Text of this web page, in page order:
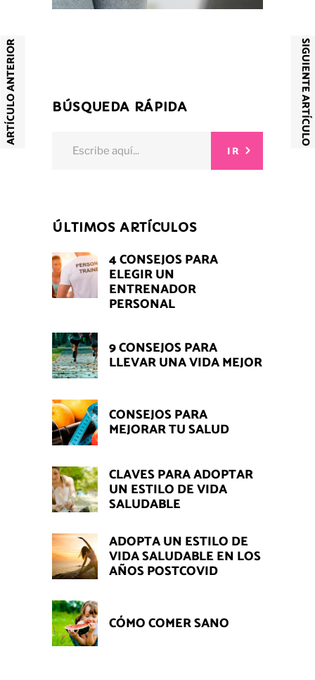
ARTÍCULO ANTERIOR SIGUIENTE ARTÍCULO
BÚSQUEDA RÁPIDA
IR
ÚLTIMOS ARTÍCULOS
4 CONSEJOS PARA
ELEGIR UN
ENTRENADOR
PERSONAL
9 CONSEJOS PARA
LLEVAR UNA VIDA MEJOR
CONSEJOS PARA
MEJORAR TU SALUD
CLAVES PARA ADOPTAR
UN ESTILO DE VIDA
SALUDABLE
ADOPTA UN ESTILO DE
VIDA SALUDABLE EN LOS
AÑOS POSTCOVID
CÓMO COMER SANO